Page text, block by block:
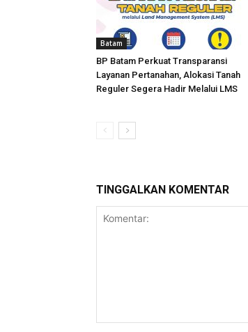
Batam
BP Batam Perkuat Transparansi
Layanan Pertanahan, Alokasi Tanah
Reguler Segera Hadir Melalui LMS
TINGGALKAN KOMENTAR